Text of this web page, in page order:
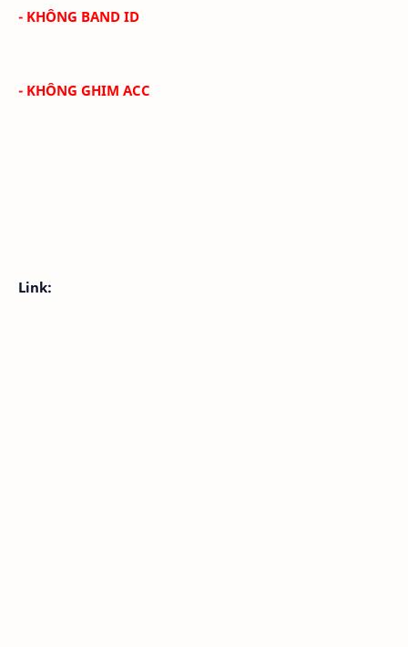
- KHÔNG BAND ID
- KHÔNG GHIM ACC
Link: